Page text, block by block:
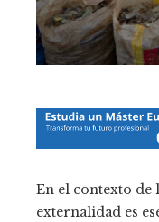
En el contexto de
externalidad es